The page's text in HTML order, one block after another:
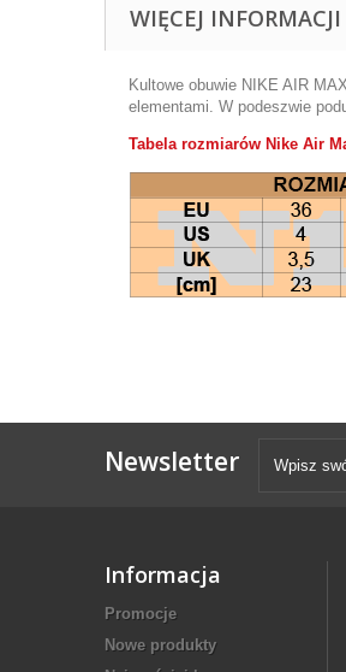
WIĘCEJ INFORMACJI
Kultowe obuwie NIKE AIR
elementami. W podeszwie
Tabela rozmiarów Nike Air
Newsletter
Informacja
Promocje
Nowe produkty